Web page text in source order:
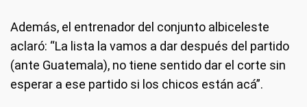
Además, el entrenador del conjunto albiceleste
aclaró: “La lista la vamos a dar después del partido
(ante Guatemala), no tiene sentido dar el corte sin
esperar a ese partido si los chicos están acá”.